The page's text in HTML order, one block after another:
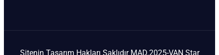
Sitenin Tasarım Hakları Saklıdır MAD.2025-VAN Star